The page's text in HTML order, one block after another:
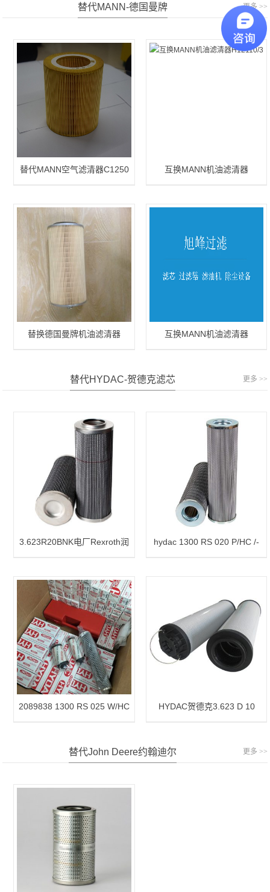
替代MANN-德国曼牌 更多 >>
替代MANN空气滤清器C1250
互换MANN机油滤清器
替换德国曼牌机油滤清器
互换MANN机油滤清器
替代HYDAC-贺德克滤芯 更多 >>
3.623R20BNK电厂Rexroth润
hydac 1300 RS 020 P/HC /-
2089838 1300 RS 025 W/HC
HYDAC贺德克3.623 D 10
替代John Deere约翰迪尔 更多 >>